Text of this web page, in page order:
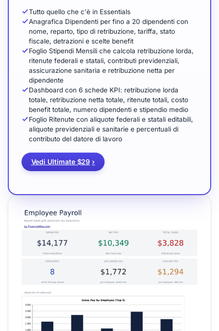
Tutto quello che c'è in Essentials
Anagrafica Dipendenti per fino a 20 dipendenti con
nome, reparto, tipo di retribuzione, tariffa, stato
fiscale, detrazioni e scelte benefit
Foglio Stipendi Mensili che calcola retribuzione lorda,
ritenute federali e statali, contributi previdenziali,
assicurazione sanitaria e retribuzione netta per
dipendente
Dashboard con 6 schede KPI: retribuzione lorda
totale, retribuzione netta totale, ritenute totali, costo
benefit totale, numero dipendenti e stipendio medio
Foglio Ritenute con aliquote federali e statali editabili,
aliquote previdenziali e sanitarie e percentuali di
contributo del datore di lavoro
Vedi Ultimate $29 ›